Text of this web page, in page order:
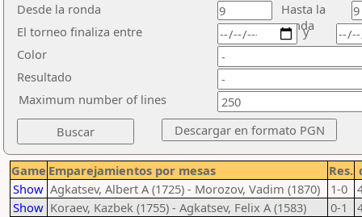
Desde la ronda
Hasta la
ronda
El torneo finaliza entre
Color
Resultado
y
Maximum number of lines
Game Emparejamientos por mesas Res.
Show Agkatsev, Albert A (1725) - Morozov, Vadim (1870) 1-0
Show Koraev, Kazbek (1755) - Agkatsev, Felix A (1583) 0-1